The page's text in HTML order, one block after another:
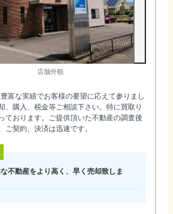
店舗外観
富な実績でお客様の要望に応えて参りまし
、購入、税金等ご相談下さい。特に買取り
ております。ご提供頂いた不動産の調査後
ご契約、決済は迅速です。
不動産をより高く、早く売却致しま